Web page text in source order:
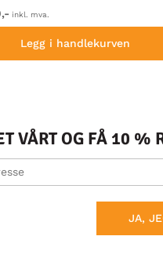
inkl. mva.
Legg i handlekurven
VÅRT OG FÅ 10
JA,